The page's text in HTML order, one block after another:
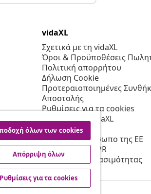
vidaXL
Σχετικά με τη vidaXL
Όροι & Προϋποθέσεις
Πολιτική απορρήτου
Δήλωση Cookie
Προτεραιοποιημένες
Αποστολής
Ρυθμίσεις για τα cookies
Εργασία στη vidaXL
Ασφαλείας
Υπεύθυνο πρόσωπο της ΕΕ
Πολιτική της EPR
Δήλωση προσβασιμότητας
όλων των cookies
Απόρριψη όλων
Ρυθμίσεις για τα cookies